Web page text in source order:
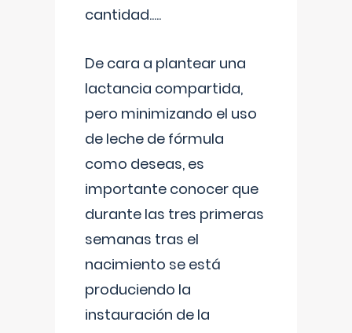
cantidad.....
De cara a plantear una
lactancia compartida,
pero minimizando el uso
de leche de fórmula
como deseas, es
importante conocer que
durante las tres primeras
semanas tras el
nacimiento se está
produciendo la
instauración de la